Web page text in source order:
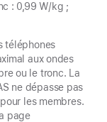
: 0,99 W/kg ;
téléphones
aux ondes
ou le tronc. La
ne dépasse pas
les membres.
page